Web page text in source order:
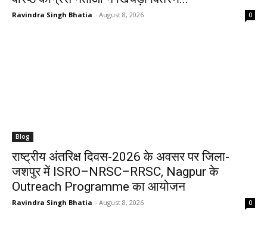
Ravindra Singh Bhatia - August 8, 2026 0
Blog
राष्ट्रीय अंतरिक्ष दिवस-2026 के अवसर पर जिला-
जशपुर में ISRO–NRSC–RRSC, Nagpur के
Outreach Programme का आयोजन
Ravindra Singh Bhatia - August 8, 2026 0